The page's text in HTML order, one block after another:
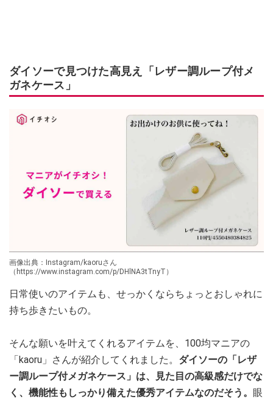
ダイソーで見つけた高見え「レザー調ループ付メ
ガネケース」
画像出典：Instagram/kaoruさん
（https://www.instagram.com/p/DHlNA3tTnyT）
日常使いのアイテムも、せっかくならちょっとおしゃれに
持ち歩きたいもの。
そんな願いを叶えてくれるアイテムを、100均マニアの
「kaoru」さんが紹介してくれました。 ダイソーの「レザ
ー調ループ付メガネケース」は、見た目の高級感だけでな
く、機能性もしっかり備えた優秀アイテムなのだそう。 眼